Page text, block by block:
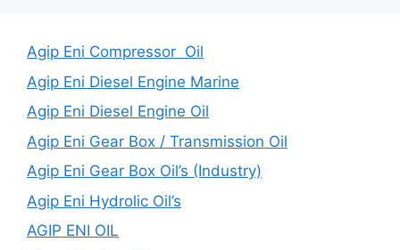
Agip Eni Compressor Oil
Agip Eni Diesel Engine Marine
Agip Eni Diesel Engine Oil
Agip Eni Gear Box / Transmission Oil
Agip Eni Gear Box Oil’s (Industry)
Agip Eni Hydrolic Oil’s
AGIP ENI OIL